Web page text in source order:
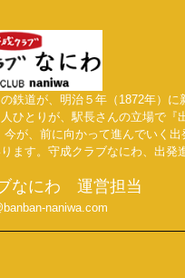
鉄道が、明治５年（1872年）
ひとりが、駅長さんの立場で
が、前に向かって進んでいく
ます。守成クラブなにわ、出発
なにわ 運営担当
naniwa.com